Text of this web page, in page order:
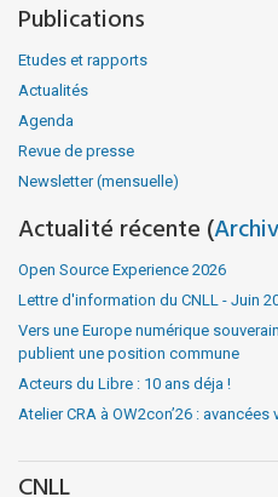
Publications
Etudes et rapports
Actualités
Agenda
Revue de presse
Newsletter (mensuelle)
Actualité récente (
Open Source Experience 2026
Lettre d'information du CNLL - Juin
Vers une Europe numérique
publient une position commune
Acteurs du Libre : 10 ans déja !
Atelier CRA à OW2con’26 :
CNLL